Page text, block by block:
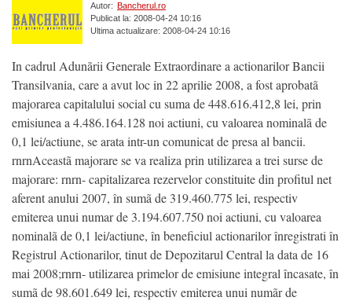
Autor: Bancherul.ro
Publicat la: 2008-04-24 10:16
Ultima actualizare: 2008-04-24 10:16
In cadrul Adunãrii Generale Extraordinare a actionarilor Bancii
Transilvania, care a avut loc in 22 aprilie 2008, a fost aprobatã
majorarea capitalului social cu suma de 448.616.412,8 lei, prin
emisiunea a 4.486.164.128 noi actiuni, cu valoarea nominalã de
0,1 lei/actiune, se arata intr-un comunicat de presa al bancii.
rnrnAceastã majorare se va realiza prin utilizarea a trei surse de
majorare: rnrn- capitalizarea rezervelor constituite din profitul net
aferent anului 2007, în sumã de 319.460.775 lei, respectiv
emiterea unui numar de 3.194.607.750 noi actiuni, cu valoarea
nominalã de 0,1 lei/actiune, în beneficiul actionarilor înregistrati în
Registrul Actionarilor, tinut de Depozitarul Central la data de 16
mai 2008;rnrn- utilizarea primelor de emisiune integral încasate, în
sumã de 98.601.649 lei, respectiv emiterea unui numãr de